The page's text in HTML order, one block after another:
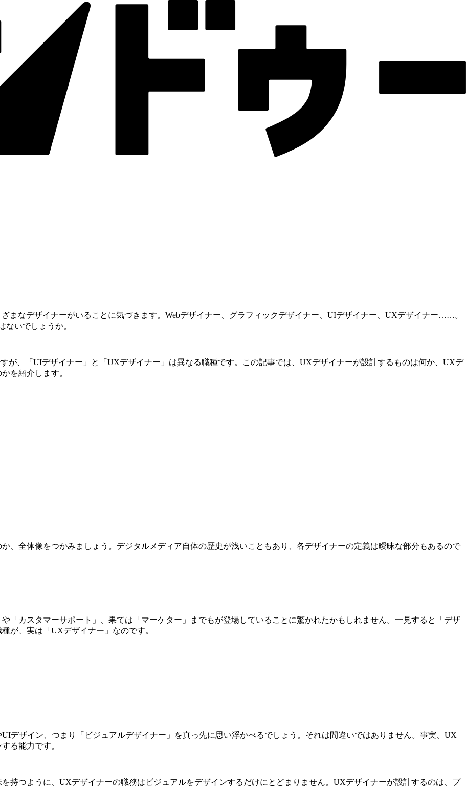
まなデザイナーがいることに気づきます。Webデザイナー、グラフィックデザイナー、UIデザイナー、UXデザイナー……。
いでしょうか。
が、「UIデザイナー」と「UXデザイナー」は異なる職種です。この記事では、UXデザイナーが設計するものは何か、UXデ
を紹介します。
、全体像をつかみましょう。デジタルメディア自体の歴史が浅いこともあり、各デザイナーの定義は曖昧な部分もあるので
「カスタマーサポート」、果ては「マーケター」までもが登場していることに驚かれたかもしれません。一見すると「デザ
が、実は「UXデザイナー」なのです。
デザイン、つまり「ビジュアルデザイナー」を真っ先に思い浮かべるでしょう。それは間違いではありません。事実、UX
る能力です。
持つように、UXデザイナーの職務はビジュアルをデザインするだけにとどまりません。UXデザイナーが設計するのは、プ